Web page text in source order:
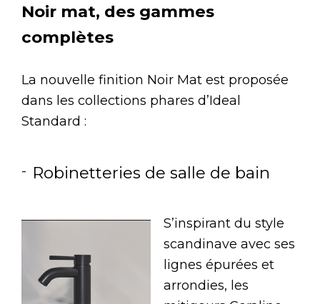
Noir mat, des gammes
complètes
La nouvelle finition Noir Mat est proposée
dans les collections phares d’Ideal
Standard :
Robinetteries de salle de bain
S’inspirant du style
scandinave avec ses
lignes épurées et
arrondies, les